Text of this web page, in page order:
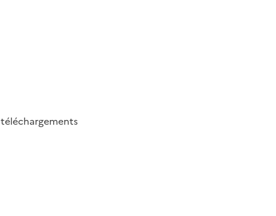
téléchargements